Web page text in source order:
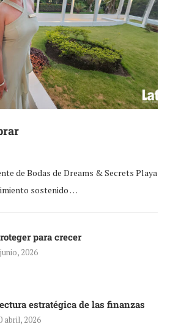
de Bodas de Dreams & Secrets Playa
sostenido …
para crecer
2026
estratégica de las finanzas
abril, 2026